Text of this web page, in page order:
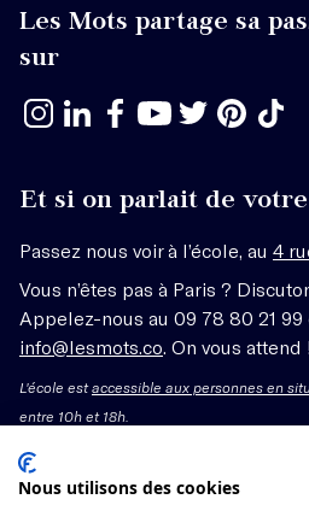
Les Mots partage sa
sur
Et si on parlait de
Passez nous voir à l’école, au 4
Vous n’êtes pas à Paris ?
Appelez-nous au 09 78 80 21 99
info@lesmots.co . On vous attend !
L'école estaccessible aux personnes en
entre 10h et 18h.
Mentions légales – CGV
Nous utilisons des cookies